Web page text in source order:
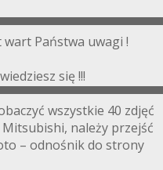
Państwa uwagi !
się !!!
wszystkie 40 zdjęć
należy przejść
– odnośnik do strony